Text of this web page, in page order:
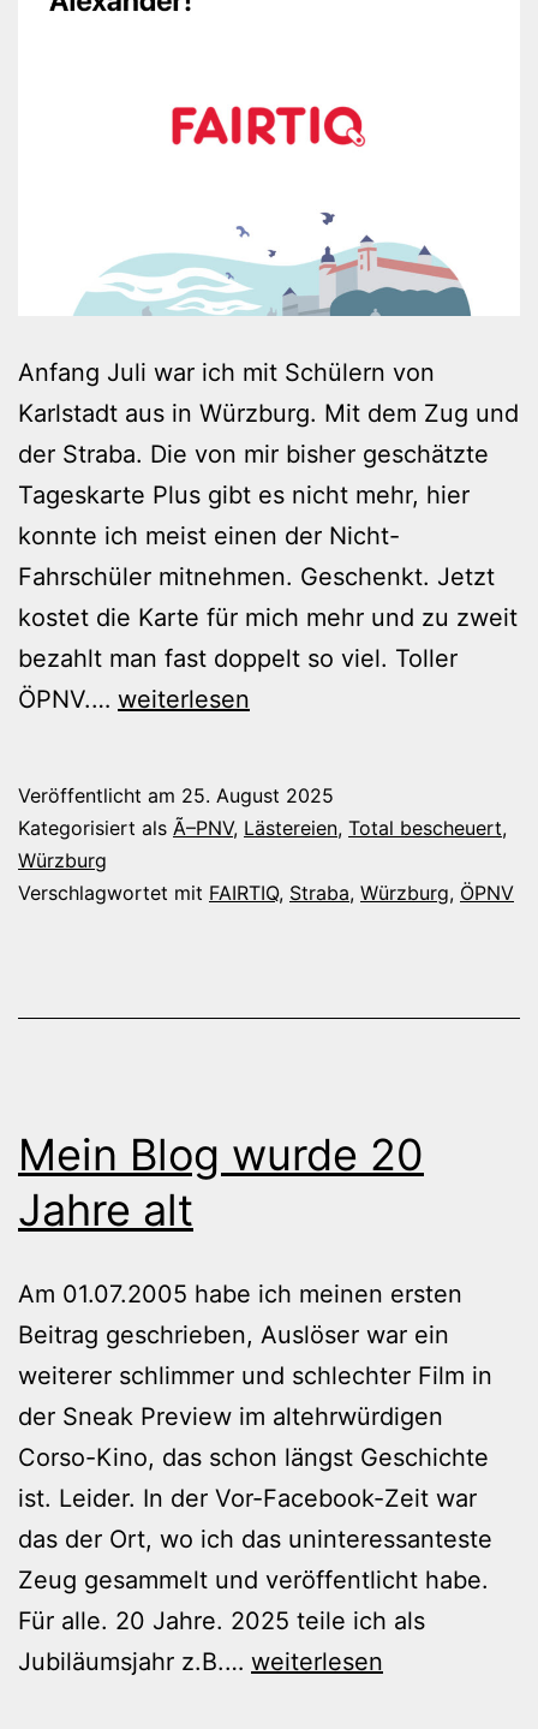
Anfang Juli war ich mit Schülern von
Karlstadt aus in Würzburg. Mit dem Zug und
der Straba. Die von mir bisher geschätzte
Tageskarte Plus gibt es nicht mehr, hier
konnte ich meist einen der Nicht-
Fahrschüler mitnehmen. Geschenkt. Jetzt
kostet die Karte für mich mehr und zu zweit
bezahlt man fast doppelt so viel. Toller
ÖPNV.… Wenn
Mixer
wischt
weiterlesen
Veröffentlicht am 25. August 2025
Kategorisiert als Ã–PNV, Lästereien, Total bescheuert,
Würzburg
Verschlagwortet mit FAIRTIQ, Straba, Würzburg, ÖPNV
Mein Blog wurde 20
Jahre alt
Am 01.07.2005 habe ich meinen ersten
Beitrag geschrieben, Auslöser war ein
weiterer schlimmer und schlechter Film in
der Sneak Preview im altehrwürdigen
Corso-Kino, das schon längst Geschichte
ist. Leider. In der Vor-Facebook-Zeit war
das der Ort, wo ich das uninteressanteste
Zeug gesammelt und veröffentlicht habe.
Für alle. 20 Jahre. 2025 teile ich als
Jubiläumsjahr z.B.… Mein
weiterlesen